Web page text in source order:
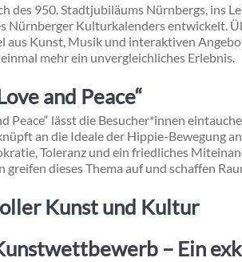
des 950. Stadtjubiläums Nürnbergs, ins
Nürnberger Kulturkalenders entwickelt.
aus Kunst, Musik und interaktiven
mehr ein unvergleichliches Erlebnis.
and Peace“
Peace“ lässt die Besucher*innen
an die Ideale der Hippie-Bewegung
Toleranz und ein friedliches
dieses Thema auf und schaffen
Kunst und Kultur
– Ein